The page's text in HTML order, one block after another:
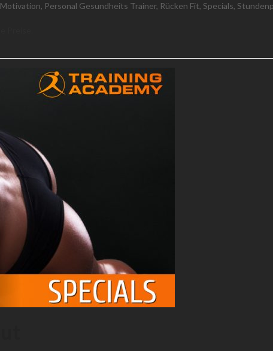
Motivation, Personal Gesundheits Trainer, Rücken Fit, Specials,